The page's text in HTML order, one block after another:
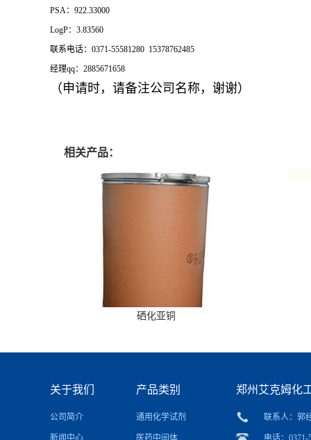
PSA：922.33000
LogP：3.83560
联系电话：0371-55581280 15378762485
经理qq：2885671658
（申请时，请备注公司名称，谢谢）
相关产品：
硒化亚铜
关于我们
公司简介
新闻中心
产品类别
通用化学试剂
医药中间体
郑州艾克姆化
联系人：郭
电话：0371-